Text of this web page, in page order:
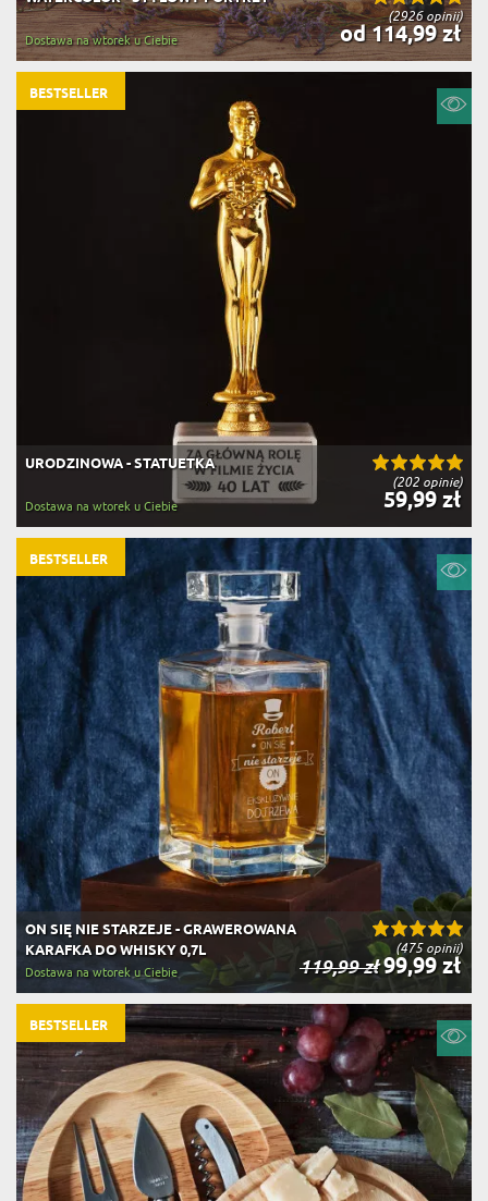
(2926 opinii)
od 114,99 zł
Dostawa na wtorek u Ciebie
(202 opinie)
URODZINOWA - STATUETKA
59,99 zł
Dostawa na wtorek u Ciebie
BESTSELLER
(475 opinii)
ON SIĘ NIE STARZEJE - GRAWEROWANA
KARAFKA DO WHISKY 0,7L
119,99 zł99,99 zł
Dostawa na wtorek u Ciebie
BESTSELLER
BESTSELLER